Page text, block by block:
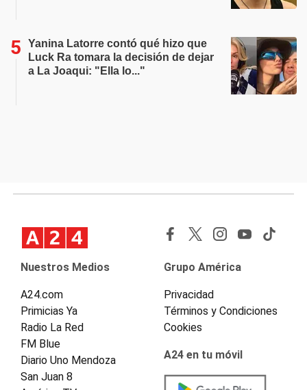
Yanina Latorre contó qué hizo que
Luck Ra tomara la decisión de dejar
a La Joaqui: "Ella lo..."
Nuestros Medios
A24.com
Primicias Ya
Radio La Red
FM Blue
Diario Uno Mendoza
San Juan 8
Grupo América
Privacidad
Términos y Condiciones
Cookies
A24 en tu móvil